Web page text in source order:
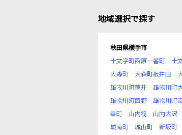
地域選択で探す
秋田県横手市
十文字町西原一番町
十
大森町
大森町板井田
雄物川町薄井
雄物川町
雄物川町西野
雄物川町
幸町
山内筏 山内大沢
城南町
城山町 新坂町